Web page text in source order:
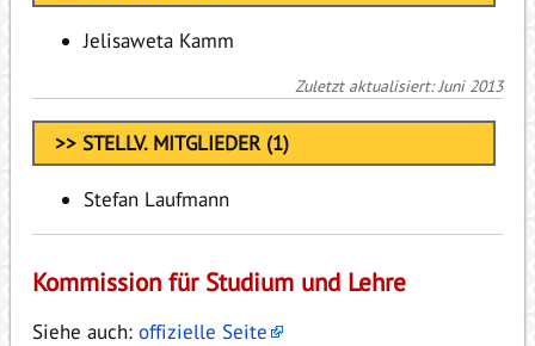
Jelisaweta Kamm
Zuletzt aktualisiert: Juni 2013
>> STELLV. MITGLIEDER (1)
Stefan Laufmann
Kommission für Studium und Lehre
Siehe auch: offizielle Seite